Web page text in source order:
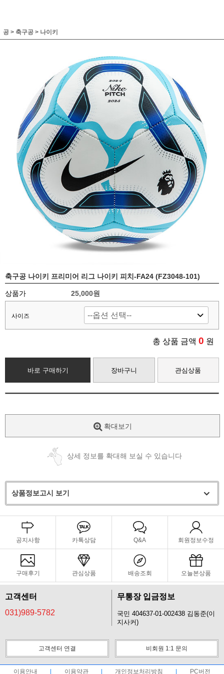
공 > 축구공 > 나이키
축구공 나이키 프리미어 리그 나이키 피치-FA24 (FZ3048-101)
상품가 25,000원
사이즈
총 상품 금액 0 원
바로 구매하기 장바구니 관심상품
확대보기
상세 정보를 확대해 보실 수 있습니다
상품정보고시 보기
공지사항 카톡상담 Q&A 회원정보수정
구매후기 관심상품 배송조회 오늘본상품
고객센터
031)989-5782
무통장 입금정보
국민 404637-01-002438 김동준(이
지사커)
고객센터 연결 비회원 1:1 문의
이용안내 이용약관 개인정보처리방침 PC버전